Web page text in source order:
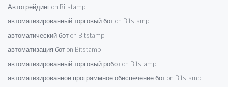
Автотрейдинг on Bitstamp
автоматизированный торговый бот on Bitstamp
автоматический бот on Bitstamp
автоматизация бот on Bitstamp
автоматизированный торговый робот on Bitstamp
автоматизированное программное обеспечение бот on Bitstamp